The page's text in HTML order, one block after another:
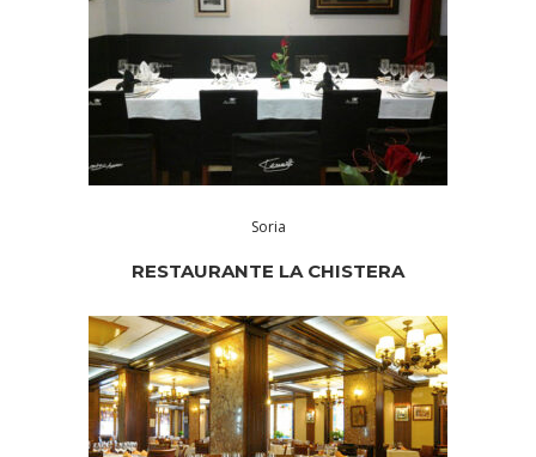
Soria
RESTAURANTE LA CHISTERA